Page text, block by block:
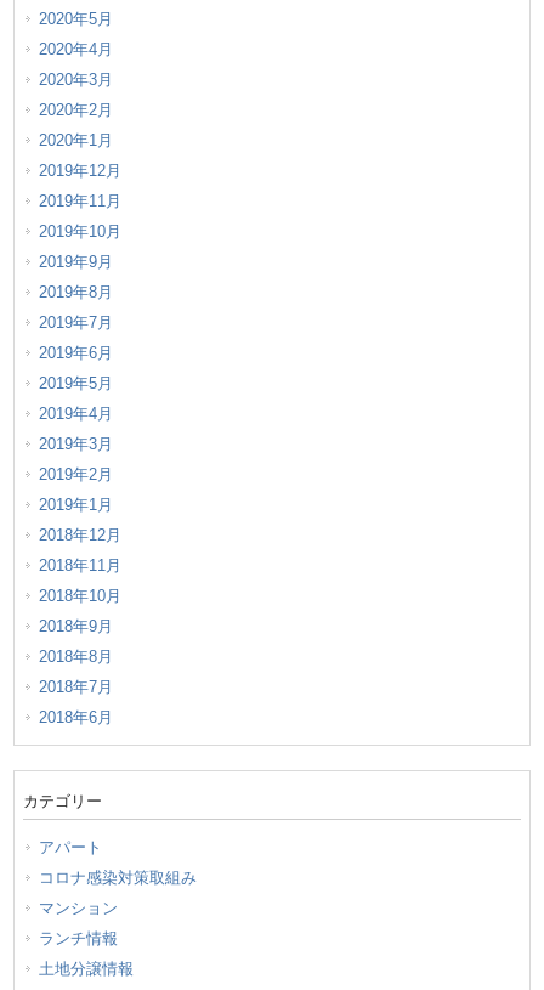
2020年5月
2020年4月
2020年3月
2020年2月
2020年1月
2019年12月
2019年11月
2019年10月
2019年9月
2019年8月
2019年7月
2019年6月
2019年5月
2019年4月
2019年3月
2019年2月
2019年1月
2018年12月
2018年11月
2018年10月
2018年9月
2018年8月
2018年7月
2018年6月
カテゴリー
アパート
コロナ感染対策取組み
マンション
ランチ情報
土地分譲情報